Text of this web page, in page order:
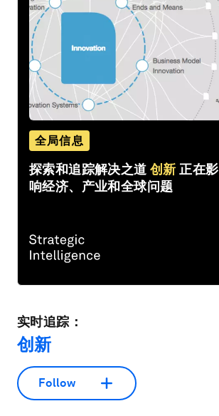
全局信息
探索和追踪解决之道 创新 正在影
响经济、产业和全球问题
实时追踪：
创新
Follow